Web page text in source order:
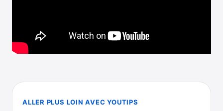
ALLER PLUS LOIN AVEC YOUTIPS